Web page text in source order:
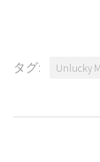
タグ: Unlucky